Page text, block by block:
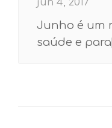
Junho é um
saúde e